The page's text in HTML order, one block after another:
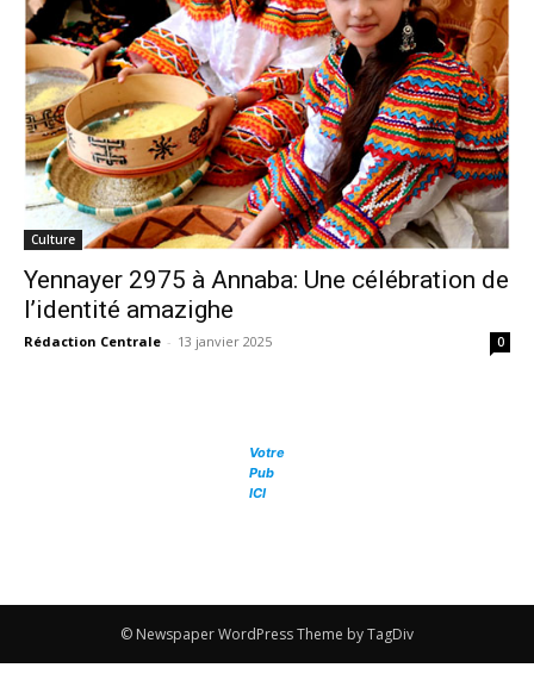
Culture
Yennayer 2975 à Annaba: Une célébration de
l’identité amazighe
Rédaction Centrale - 13 janvier 2025 0
Votre
Pub
ICI
© Newspaper WordPress Theme by TagDiv